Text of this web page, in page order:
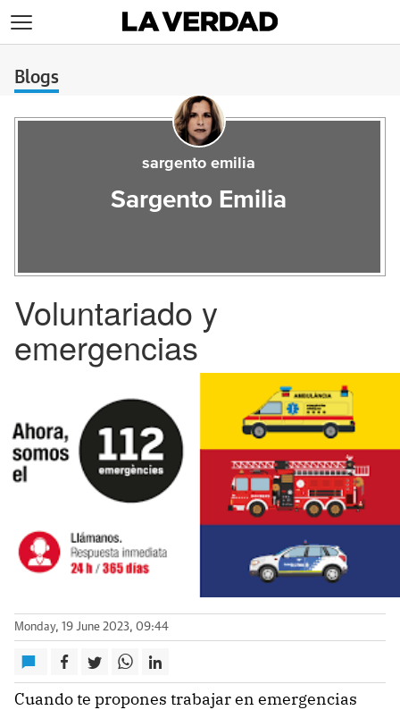
Blogs
sargento emilia
Sargento Emilia
Voluntariado y
emergencias
Monday, 19 June 2023, 09:44
Cuando te propones trabajar en emergencias